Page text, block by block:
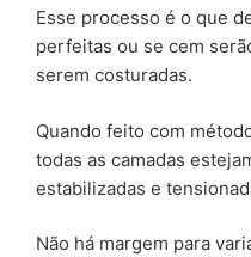
Esse processo é o que
perfeitas ou se cem
serem costuradas.
Quando feito com
todas as camadas
estabilizadas e
Não há margem para